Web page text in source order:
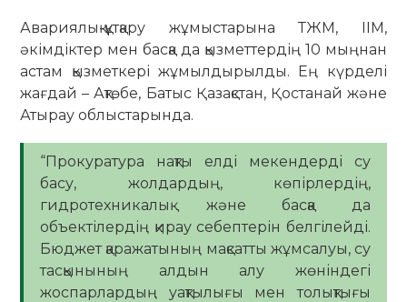
Авариялық-құтқару жұмыстарына ТЖМ, ІІМ,
әкімдіктер мен басқа да қызметтердің 10 мыңнан
астам қызметкері жұмылдырылды. Ең күрделі
жағдай – Ақтөбе, Батыс Қазақстан, Қостанай және
Атырау облыстарында.
“Прокуратура нақты елді мекендерді су
басу, жолдардың, көпірлердің,
гидротехникалық және басқа да
объектілердің қирау себептерін белгілейді.
Бюджет қаражатының мақсатты жұмсалуы, су
тасқынының алдын алу жөніндегі
жоспарлардың уақтылығы мен толықтығы